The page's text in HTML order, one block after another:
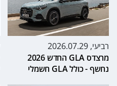
רביעי, 2026.07.29
מרצדס GLA החדש 2026
נחשף - כולל GLA חשמלי